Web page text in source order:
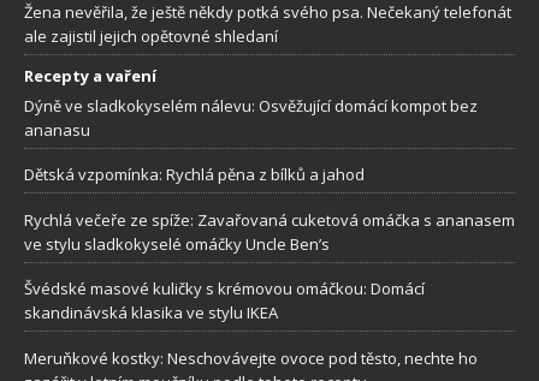
Žena nevěřila, že ještě někdy potká svého psa. Nečekaný telefonát
ale zajistil jejich opětovné shledaní
Recepty a vaření
Dýně ve sladkokyselém nálevu: Osvěžující domácí kompot bez
ananasu
Dětská vzpomínka: Rychlá pěna z bílků a jahod
Rychlá večeře ze spíže: Zavařovaná cuketová omáčka s ananasem
ve stylu sladkokyselé omáčky Uncle Ben’s
Švédské masové kuličky s krémovou omáčkou: Domácí
skandinávská klasika ve stylu IKEA
Meruňkové kostky: Neschovávejte ovoce pod těsto, nechte ho